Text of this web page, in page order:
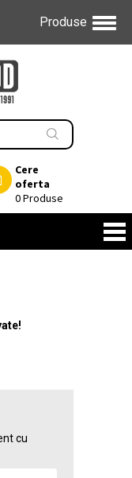
Produse
Cere
oferta
0Produse
cu